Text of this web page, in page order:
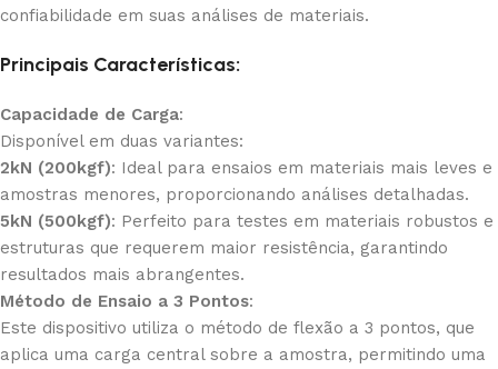
confiabilidade em suas análises de materiais.
Principais Características:
Capacidade de Carga:
Disponível em duas variantes:
2kN (200kgf): Ideal para ensaios em materiais mais leves e
amostras menores, proporcionando análises detalhadas.
5kN (500kgf): Perfeito para testes em materiais robustos e
estruturas que requerem maior resistência, garantindo
resultados mais abrangentes.
Método de Ensaio a 3 Pontos:
Este dispositivo utiliza o método de flexão a 3 pontos, que
aplica uma carga central sobre a amostra, permitindo uma